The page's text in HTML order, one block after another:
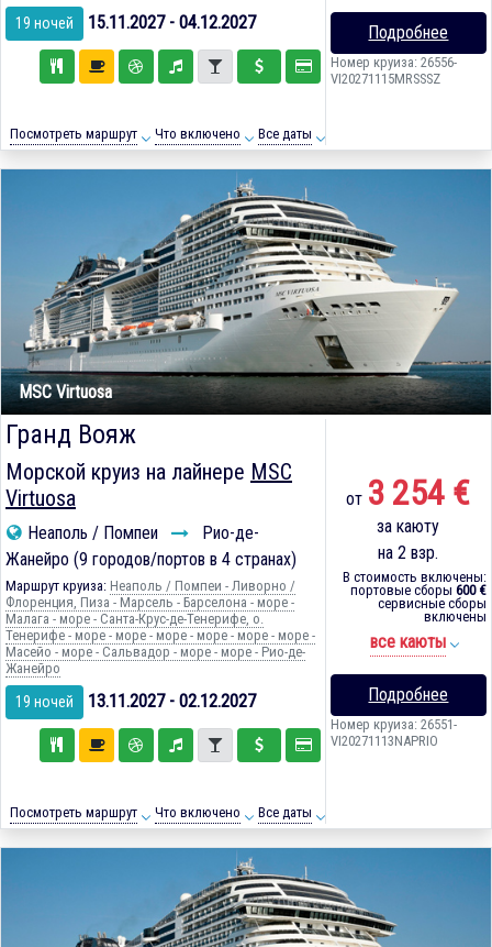
19 ночей 15.11.2027 - 04.12.2027
Посмотреть маршрут Что включено Все даты
Подробнее
Номер круиза: 26556-
VI20271115MRSSSZ
MSC Virtuosa
Гранд Вояж
Морской круиз на лайнере MSC
Virtuosa
Неаполь / Помпеи
Рио-де-
Жанейро (9 городов/портов в 4 странах)
Маршрут круиза: Неаполь / Помпеи - Ливорно /
Флоренция, Пиза - Марсель - Барселона - море -
Малага - море - Санта-Крус-де-Тенерифе, о.
Тенерифе - море - море - море - море - море - море -
Масейо - море - Сальвадор - море - море - Рио-де-
Жанейро
19 ночей 13.11.2027 - 02.12.2027
Посмотреть маршрут Что включено Все даты
от 3 254 €
за каюту
на 2 взр.
В стоимость включены:
портовые сборы 600 €
сервисные сборы
включены
все каюты
Подробнее
Номер круиза: 26551-
VI20271113NAPRIO